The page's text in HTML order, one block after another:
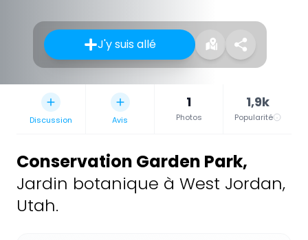
J'y suis allé
Discussion Avis
1
Photos
1,9k
Popularité
Conservation Garden Park,
Jardin botanique à West Jordan,
Utah.